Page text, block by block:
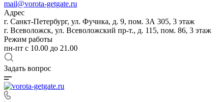
mail@vorota-getgate.ru
Адрес
г. Санкт-Петербург, ул. Фучика, д. 9, пом. 3А 305, 3 этаж
г. Всеволожск, ул. Всеволожский пр-т., д. 115, пом. 86, 3 этаж
Режим работы
пн-пт c 10.00 до 21.00
Задать вопрос